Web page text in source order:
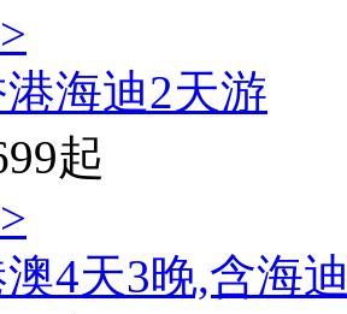
海迪2天游
起
4天3晚,含海